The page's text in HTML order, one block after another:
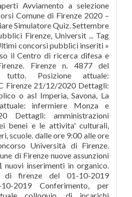
Avviamento a selezione
Comune di Firenze 2020 –
Simulatore Quiz. Settembre
Firenze, Universit ... Tag
concorsi pubblici inseriti »
il Centro di ricerca difesa e
Firenze n. 4877 del
tutto. Posizione attuale:
Firenze 21/12/2020 Dettagli:
o asl Imperia, Savona, La
infermiere Monza e
Dettagli: amministrazioni
benei e le attivita' culturali,
scuole. dalle ore 9:00 alle ore
Università di Firenze.
di Firenze nuove assunzioni
inserimenti in organico.
di firenze del 01-10-2019
2019 Conferimento, per